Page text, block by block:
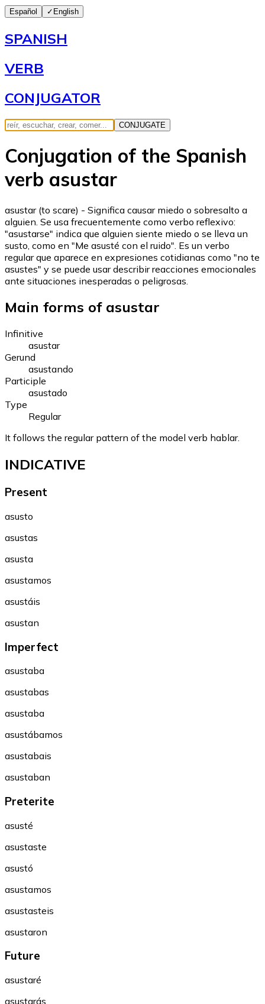
Español ✓ English
SPANISH
VERB
CONJUGATOR
CONJUGATE
Conjugation of the Spanish
verb asustar
asustar (to scare) - Significa causar miedo o sobresalto a
alguien. Se usa frecuentemente como verbo reflexivo:
"asustarse" indica que alguien siente miedo o se lleva un
susto, como en "Me asusté con el ruido". Es un verbo
regular que aparece en expresiones cotidianas como "no te
asustes" y se puede usar describir reacciones emocionales
ante situaciones inesperadas o peligrosas.
Main forms of asustar
Infinitive
asustar
Gerund
asustando
Participle
asustado
Type
Regular
It follows the regular pattern of the model verb hablar.
INDICATIVE
Present
asusto
asustas
asusta
asustamos
asustáis
asustan
Imperfect
asustaba
asustabas
asustaba
asustábamos
asustabais
asustaban
Preterite
asusté
asustaste
asustó
asustamos
asustasteis
asustaron
Future
asustaré
asustarás